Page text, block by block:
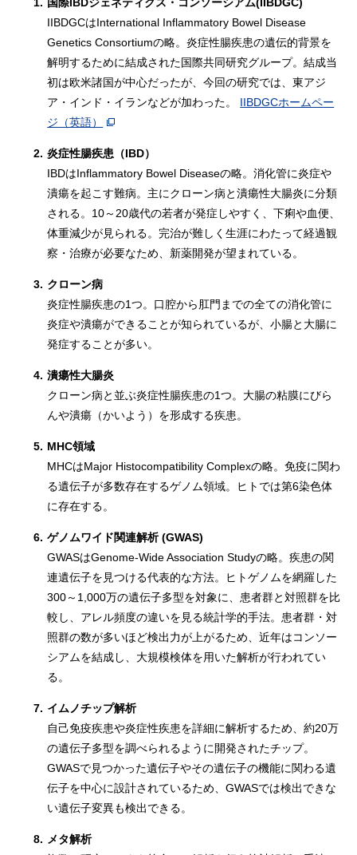
IIBDGCはInternational Inflammatory Bowel Disease
Genetics Consortiumの略。炎症性腸疾患の遺伝的背景を
解明するために結成された国際共同研究グループ。結成当
初は欧米諸国が中心だったが、今回の研究では、東アジ
ア・インド・イランなどが加わった。 IIBDGCホームペー
ジ（英語）
2. 炎症性腸疾患（IBD）
IBDはInflammatory Bowel Diseaseの略。消化管に炎症や
潰瘍を起こす難病。主にクローン病と潰瘍性大腸炎に分類
される。10～20歳代の若者が発症しやすく、下痢や血便、
体重減少が見られる。完治が難しく生涯にわたって経過観
察・治療が必要なため、新薬開発が望まれている。
3. クローン病
炎症性腸疾患の1つ。口腔から肛門までの全ての消化管に
炎症や潰瘍ができることが知られているが、小腸と大腸に
発症することが多い。
4. 潰瘍性大腸炎
クローン病と並ぶ炎症性腸疾患の1つ。大腸の粘膜にびら
んや潰瘍（かいよう）を形成する疾患。
5. MHC領域
MHCはMajor Histocompatibility Complexの略。免疫に関わ
る遺伝子が多数存在するゲノム領域。ヒトでは第6染色体
に存在する。
6. ゲノムワイド関連解析 (GWAS)
GWASはGenome-Wide Association Studyの略。疾患の関
連遺伝子を見つける代表的な方法。ヒトゲノムを網羅した
300～1,000万の遺伝子多型を対象に、患者群と対照群を比
較し、アレル頻度の違いを見る統計学的手法。患者群・対
照群の数が多いほど検出力が上がるため、近年はコンソー
シアムを結成し、大規模検体を用いた解析が行われてい
る。
7. イムノチップ解析
自己免疫疾患や炎症性疾患を詳細に解析するため、約20万
の遺伝子多型を調べられるように開発されたチップ。
GWASで見つかった遺伝子やその遺伝子の機能に関わる遺
伝子を中心に設計されているため、GWASでは検出できな
い遺伝子変異も検出できる。
8. メタ解析